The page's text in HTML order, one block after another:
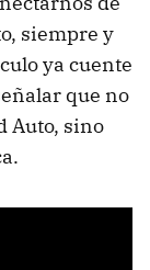
siempre y
ya cuente
que no
Auto, sino